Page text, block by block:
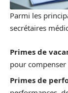
Parmi les
secrétaires
Primes de
pour
Primes de